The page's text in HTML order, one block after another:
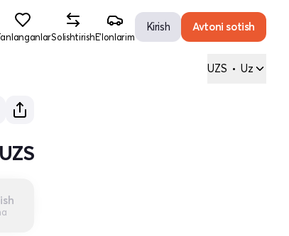
SolishtirishE'lonlarim
Kirish Avtoni sotish
UZS • Uz